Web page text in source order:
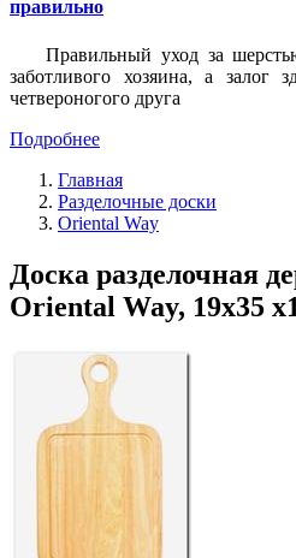
правильно
Правильный уход за
заботливого хозяина, а залог
четвероногого друга
Подробнее
Главная
Разделочные доски
Oriental Way
Доска разделочная
Oriental Way, 19х35